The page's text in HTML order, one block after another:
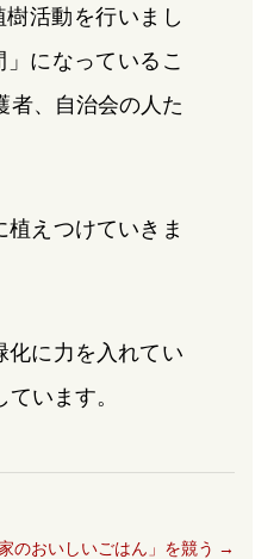
活動を行いまし
になっているこ
者、自治会の人た
えつけていきま
化に力を入れてい
います。
のおいしいごはん」を競う →